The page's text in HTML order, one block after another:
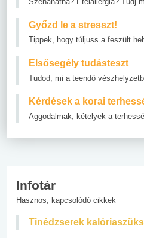
Győzd le a stresszt!
Tippek, hogy túljuss a feszült
Elsősegély tudásteszt
Tudod, mi a teendő
Kérdések a korai
Aggodalmak, kételyek a
Infotár
Hasznos, kapcsolódó cikkek
Tinédzserek